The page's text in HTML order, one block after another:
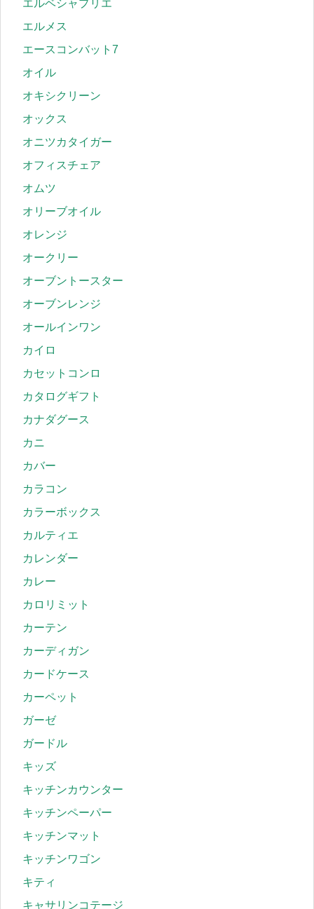
エルベシャプリエ
エルメス
エースコンバット7
オイル
オキシクリーン
オックス
オニツカタイガー
オフィスチェア
オムツ
オリーブオイル
オレンジ
オークリー
オーブントースター
オーブンレンジ
オールインワン
カイロ
カセットコンロ
カタログギフト
カナダグース
カニ
カバー
カラコン
カラーボックス
カルティエ
カレンダー
カレー
カロリミット
カーテン
カーディガン
カードケース
カーペット
ガーゼ
ガードル
キッズ
キッチンカウンター
キッチンペーパー
キッチンマット
キッチンワゴン
キティ
キャサリンコテージ